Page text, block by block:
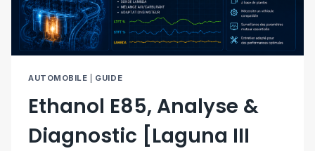
AUTOMOBILE GUIDE
Ethanol E85, Analyse &
Diagnostic [Laguna III